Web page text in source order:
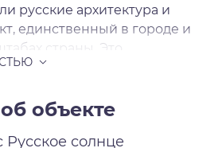
русские архитектура и
единственный в городе и
страны. Это
с национальными
стилей в нашем
вдохновения для
русский и неорусский
объекте
Русское солнце